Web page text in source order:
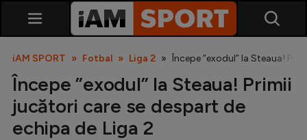
iAM SPORT Fotbal Liga 2 Începe ”exodul” la Steaua!
Începe ”exodul” la Steaua! Primii
jucători care se despart de
echipa de Liga 2